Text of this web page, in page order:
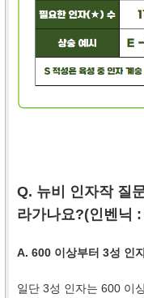
Q. 뉴비 인자작 질
라가나요?(인벤닉 :
A. 600 이상부터 3성 인
일단 3성 인자는 600 이